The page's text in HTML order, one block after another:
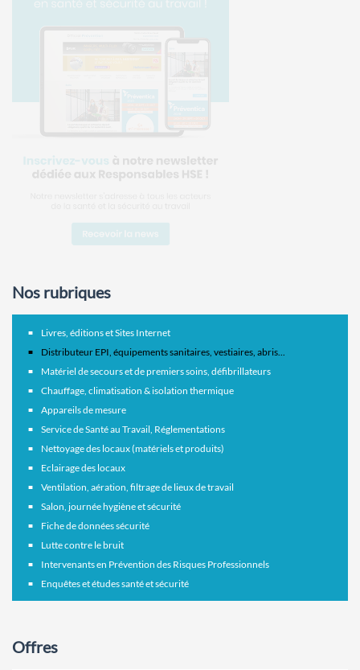
Nos rubriques
Livres, éditions et Sites Internet
Distributeur EPI, équipements sanitaires, vestiaires, abris...
Matériel de secours et de premiers soins, défibrillateurs
Chauffage, climatisation & isolation thermique
Appareils de mesure
Service de Santé au Travail, Réglementations
Nettoyage des locaux (matériels et produits)
Eclairage des locaux
Ventilation, aération, filtrage de lieux de travail
Salon, journée hygiène et sécurité
Fiche de données sécurité
Lutte contre le bruit
Intervenants en Prévention des Risques Professionnels
Enquêtes et études santé et sécurité
Offres